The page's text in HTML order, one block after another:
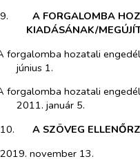
9.​
A FORGALOMBA
KIADÁSÁNAK/
forgalomba hozatali
június 1.
forgalomba hozatali
2011. január 5.
10.​
A SZÖVEG
2019. november 13.